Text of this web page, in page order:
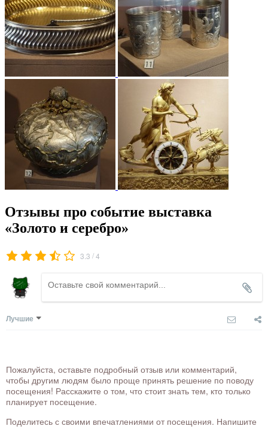
Отзывы про событие выставка
«Золото и серебро»
3.3 /4
Лучшие
Пожалуйста, оставьте подробный отзыв или комментарий,
чтобы другим людям было проще принять решение по поводу
посещения! Расскажите о том, что стоит знать тем, кто только
планирует посещение.
Поделитесь с своими впечатлениями от посещения. Напишите